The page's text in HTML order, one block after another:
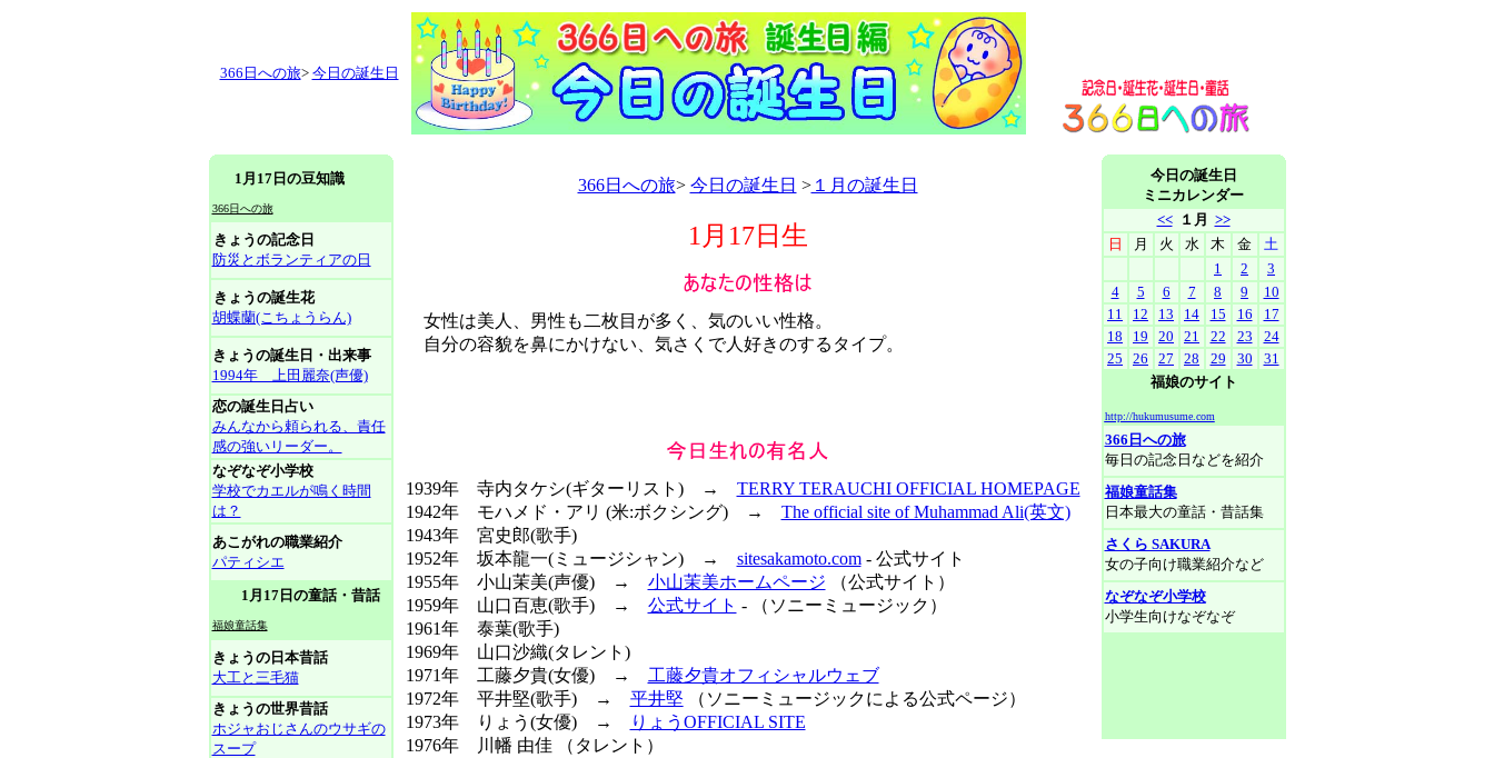
366日への旅> 今日の誕生日
1月17日の豆知識
366日への旅
きょうの記念日
防災とボランティアの日
きょうの誕生花
胡蝶蘭(こちょうらん)
きょうの誕生日・出来事
1994年 上田麗奈(声優)
恋の誕生日占い
みんなから頼られる、責任
感の強いリーダー。
なぞなぞ小学校
学校でカエルが鳴く時間
は？
あこがれの職業紹介
パティシエ
1月17日の童話・昔話
福娘童話集
きょうの日本昔話
大工と三毛猫
きょうの世界昔話
ホジャおじさんのウサギの
スープ
366日への旅> 今日の誕生日 >１月の誕生日
1月17日生
女性は美人、男性も二枚目が多く、気のいい性格。
自分の容貌を鼻にかけない、気さくで人好きのするタイプ。
1939年 寺内タケシ(ギターリスト) → TERRY TERAUCHI OFFICIAL HOMEPAGE
1942年 モハメド・アリ (米:ボクシング) → The official site of Muhammad Ali(英文)
1943年 宮史郎(歌手)
1952年 坂本龍一(ミュージシャン) → sitesakamoto.com- 公式サイト
1955年 小山茉美(声優) → 小山茉美ホームページ （公式サイト）
1959年 山口百恵(歌手) → 公式サイト - （ソニーミュージック）
1961年 泰葉(歌手)
1969年 山口沙織(タレント)
1971年 工藤夕貴(女優) → 工藤夕貴オフィシャルウェブ
1972年 平井堅(歌手) → 平井堅 （ソニーミュージックによる公式ページ）
1973年 りょう(女優) →
りょうOFFICIAL SITE
1976年 川幡 由佳 （タレント）
今日の誕生日
ミニカレンダー
<<
１月 >>
日
月 火 水 木 金
土
1
2
3
4
5 6 7 8 9
10
11
12 13 14 15 16
17
18
19 20 21 22 23
24
25
26 27 28 29 30
31
福娘のサイト
http://hukumusume.com
366日への旅
毎日の記念日などを紹介
福娘童話集
日本最大の童話・昔話集
さくら SAKURA
女の子向け職業紹介など
なぞなぞ小学校
小学生向けなぞなぞ